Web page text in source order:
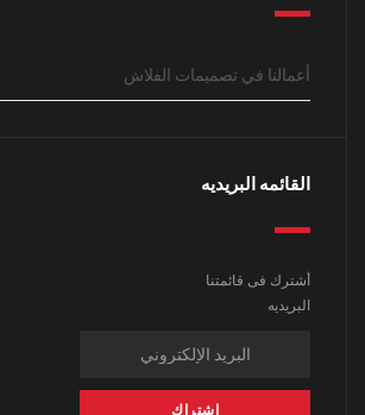
أعمالنا في تصميمات الفلاش
القائمه البريديه
أشترك فى قائمتنا
البريديه